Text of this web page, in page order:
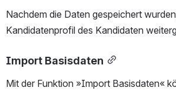
Nachdem die Daten gespeichert
Kandidatenprofil des Kandidaten
Import Basisdaten
Mit der Funktion »Import Basisdaten«